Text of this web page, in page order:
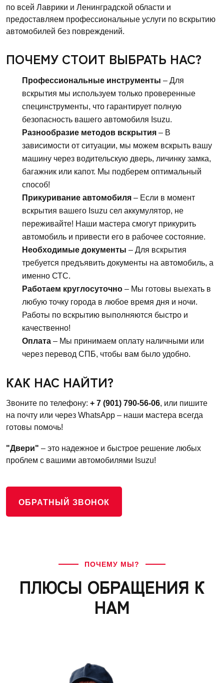
по всей Лаврики и Ленинградской области и
предоставляем профессиональные услуги по вскрытию
автомобилей без повреждений.
ПОЧЕМУ СТОИТ ВЫБРАТЬ НАС?
Профессиональные инструменты – Для
вскрытия мы используем только проверенные
специнструменты, что гарантирует полную
безопасность вашего автомобиля Isuzu.
Разнообразие методов вскрытия – В
зависимости от ситуации, мы можем вскрыть вашу
машину через водительскую дверь, личинку замка,
багажник или капот. Мы подберем оптимальный
способ!
Прикуривание автомобиля – Если в момент
вскрытия вашего Isuzu сел аккумулятор, не
переживайте! Наши мастера смогут прикурить
автомобиль и привести его в рабочее состояние.
Необходимые документы – Для вскрытия
требуется предъявить документы на автомобиль, а
именно СТС.
Работаем круглосуточно – Мы готовы выехать в
любую точку города в любое время дня и ночи.
Работы по вскрытию выполняются быстро и
качественно!
Оплата – Мы принимаем оплату наличными или
через перевод СПБ, чтобы вам было удобно.
КАК НАС НАЙТИ?
Звоните по телефону: + 7 (901) 790-56-06, или пишите
на почту или через WhatsApp – наши мастера всегда
готовы помочь!
"Двери" – это надежное и быстрое решение любых
проблем с вашими автомобилями Isuzu!
ОБРАТНЫЙ ЗВОНОК
ПОЧЕМУ МЫ?
ПЛЮСЫ ОБРАЩЕНИЯ К
НАМ